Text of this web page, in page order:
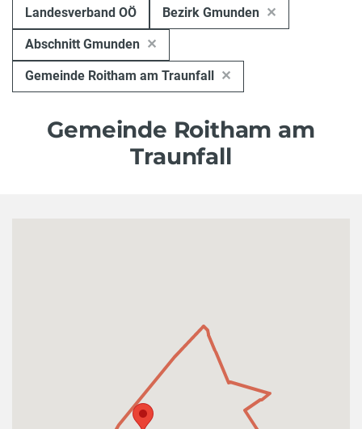
Landesverband OÖ Bezirk Gmunden
Abschnitt Gmunden
Gemeinde Roitham am Traunfall
Gemeinde Roitham am
Traunfall